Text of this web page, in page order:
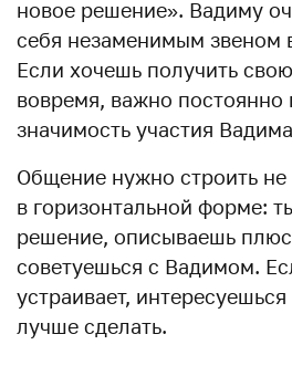
новое решение». Вадиму
себя незаменимым звеном
Если хочешь получить
вовремя, важно постоянно
значимость участия
Общение нужно строить не
в горизонтальной форме:
решение, описываешь
советуешься с Вадимом.
устраивает, интересуешься
лучше сделать.